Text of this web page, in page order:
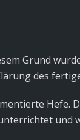
Grund
des
Hefe.
und